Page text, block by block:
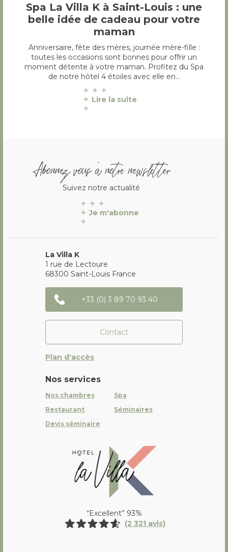
Spa La Villa K à Saint-Louis : une
belle idée de cadeau pour votre
maman
Anniversaire, fête des mères, journée mère-fille :
toutes les occasions sont bonnes pour offrir un
moment détente à votre maman. Profitez du Spa
de notre hôtel 4 étoiles avec elle en…
Lire la suite
Abonnez vous à notre newsletter
Suivez notre actualité
Je m'abonne
La Villa K
1 rue de Lectoure
68300 Saint-Louis France
+33 (0) 3 89 70 93 40
Contact
Plan d'accès
Nos services
Nos chambres
Spa
Restaurant
Séminaires
Devis séminaire
La Villa K Hôtel Spa Restaurant
“Excellent” 93%
(2 321 avis)